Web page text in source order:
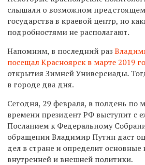
слышали о возможном предстоящем
государства в краевой центр, но
подробностями не располагают.
Напомним, в последний раз
посещал Красноярск в марте 2019
открытия Зимней Универсиады.
в городе два дня.
Сегодня, 29 февраля, в полдень по
времени президент РФ выступит с
Посланием к Федеральному
обращении Владимир Путин даст
дел в стране и определит основные
внутренней и внешней политики.